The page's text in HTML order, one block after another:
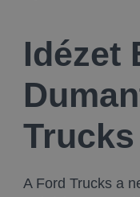
Idézet
A Ford Trucks a